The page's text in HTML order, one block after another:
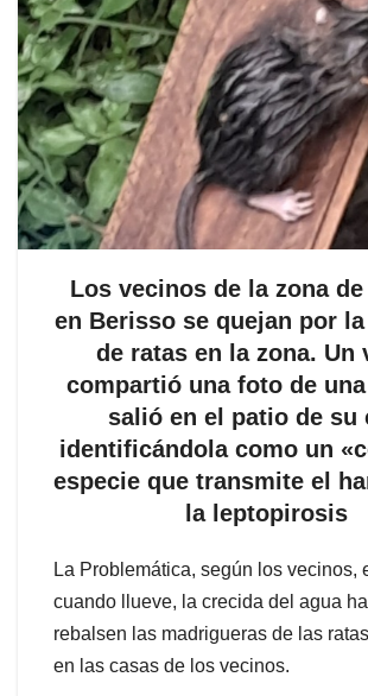
Los vecinos de la zona de
en Berisso se quejan por
de ratas en la zona. Un
compartió una foto de
salió en el patio de su
identificándola como un
especie que transmite el
la leptopirosis
La Problemática, según los vecinos,
cuando llueve, la crecida del agua
rebalsen las madrigueras de las
en las casas de los vecinos.